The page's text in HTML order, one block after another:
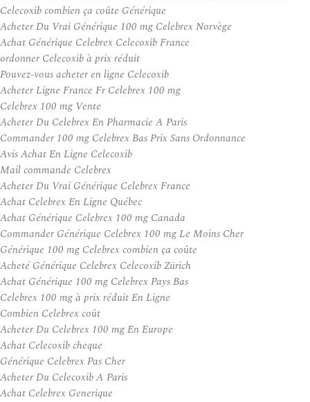
Celecoxib combien ça coûte Générique
Acheter Du Vrai Générique 100 mg Celebrex Norvège
Achat Générique Celebrex Celecoxib France
ordonner Celecoxib à prix réduit
Pouvez-vous acheter en ligne Celecoxib
Acheter Ligne France Fr Celebrex 100 mg
Celebrex 100 mg Vente
Acheter Du Celebrex En Pharmacie A Paris
Commander 100 mg Celebrex Bas Prix Sans Ordonnance
Avis Achat En Ligne Celecoxib
Mail commande Celebrex
Acheter Du Vrai Générique Celebrex France
Achat Celebrex En Ligne Québec
Achat Générique Celebrex 100 mg Canada
Commander Générique Celebrex 100 mg Le Moins Cher
Générique 100 mg Celebrex combien ça coûte
Acheté Générique Celebrex Celecoxib Zürich
Achat Générique 100 mg Celebrex Pays Bas
Celebrex 100 mg à prix réduit En Ligne
Combien Celebrex coût
Acheter Du Celebrex 100 mg En Europe
Achat Celecoxib cheque
Générique Celebrex Pas Cher
Acheter Du Celecoxib A Paris
Achat Celebrex Generique